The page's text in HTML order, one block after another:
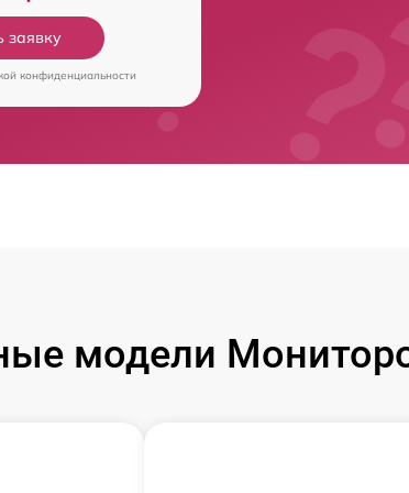
заявку
конфиденциальности
модели